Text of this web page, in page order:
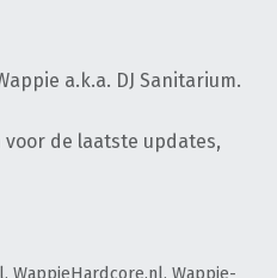
a.k.a. DJ Sanitarium.
voor de laatste updates,
WappieHardcore.nl, Wappie-